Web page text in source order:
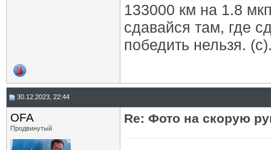
133000 км на 1.8
сдавайся там, где
победить нельзя.
30.12.2023, 22:44
OFA
Продвинутый
Re: Фото на скорую